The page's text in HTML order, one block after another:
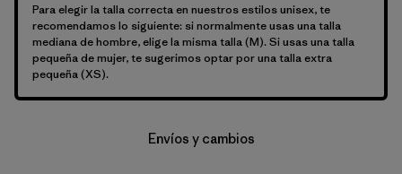
Para elegir la talla correcta en nuestros estilos unisex, te
recomendamos lo siguiente: si normalmente usas una talla
mediana de hombre, elige la misma talla (M). Si usas una talla
pequeña de mujer, te sugerimos optar por una talla extra
pequeña (XS).
Envíos y cambios